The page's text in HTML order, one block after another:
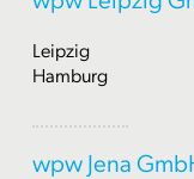
Leipzig
Hamburg
wpw Jena